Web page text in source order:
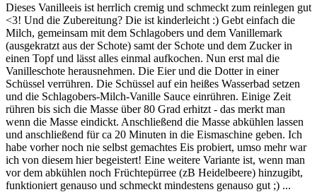
Dieses Vanilleeis ist herrlich cremig und schmeckt zum reinlegen gut
<3! Und die Zubereitung? Die ist kinderleicht :) Gebt einfach die
Milch, gemeinsam mit dem Schlagobers und dem Vanillemark
(ausgekratzt aus der Schote) samt der Schote und dem Zucker in
einen Topf und lässt alles einmal aufkochen. Nun erst mal die
Vanilleschote herausnehmen. Die Eier und die Dotter in einer
Schüssel verrühren. Die Schüssel auf ein heißes Wasserbad setzen
und die Schlagobers-Milch-Vanille Sauce einrühren. Einige Zeit
rühren bis sich die Masse über 80 Grad erhitzt - das merkt man
wenn die Masse eindickt. Anschließend die Masse abkühlen lassen
und anschließend für ca 20 Minuten in die Eismaschine geben. Ich
habe vorher noch nie selbst gemachtes Eis probiert, umso mehr war
ich von diesem hier begeistert! Eine weitere Variante ist, wenn man
vor dem abkühlen noch Früchtepürree (zB Heidelbeere) hinzugibt,
funktioniert genauso und schmeckt mindestens genauso gut ;) ...